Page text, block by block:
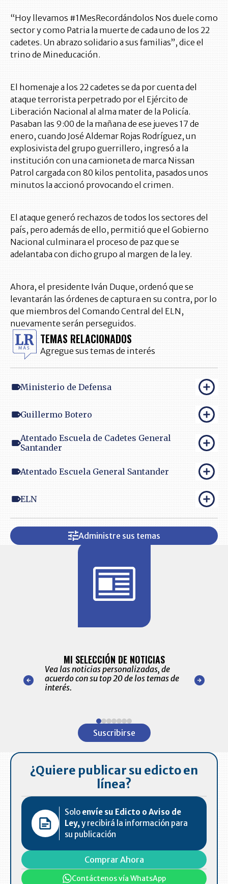
“Hoy llevamos #1MesRecordándolos Nos duele como
sector y como Patria la muerte de cada uno de los 22
cadetes. Un abrazo solidario a sus familias”, dice el
trino de Mineducación.
El homenaje a los 22 cadetes se da por cuenta del
ataque terrorista perpetrado por el Ejército de
Liberación Nacional al alma mater de la Policía.
Pasaban las 9:00 de la mañana de ese jueves 17 de
enero, cuando José Aldemar Rojas Rodríguez, un
explosivista del grupo guerrillero, ingresó a la
institución con una camioneta de marca Nissan
Patrol cargada con 80 kilos pentolita, pasados unos
minutos la accionó provocando el crimen.
El ataque generó rechazos de todos los sectores del
país, pero además de ello, permitió que el Gobierno
Nacional culminara el proceso de paz que se
adelantaba con dicho grupo al margen de la ley.
Ahora, el presidente Iván Duque, ordenó que se
levantarán las órdenes de captura en su contra, por lo
que miembros del Comando Central del ELN,
nuevamente serán perseguidos.
TEMAS RELACIONADOS
Agregue sus temas de interés
Ministerio de Defensa
Guillermo Botero
Atentado Escuela de Cadetes General
Santander
Atentado Escuela General Santander
ELN
Administre sus temas
nuestro
para
MI SELECCIÓN DE NOTICIAS
Vea las noticias personalizadas, de
acuerdo con su top 20 de los temas de
interés.
de las
Suscribirse
¿Quiere publicar su edicto en
línea?
Solo envíe su Edicto o Aviso de
Ley,y recibirá la información para
su publicación
Comprar Ahora
Contáctenos vía WhatsApp